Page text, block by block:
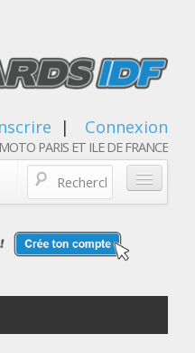
| Connexion
PARIS ET ILE DE FRANCE